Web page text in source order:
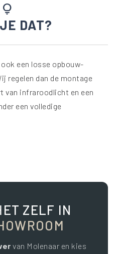
lightbulb
DAT?
een losse opbouw-
regelen dan de montage
van infraroodlicht en een
een volledige
ZELF IN
van Molenaar en kies